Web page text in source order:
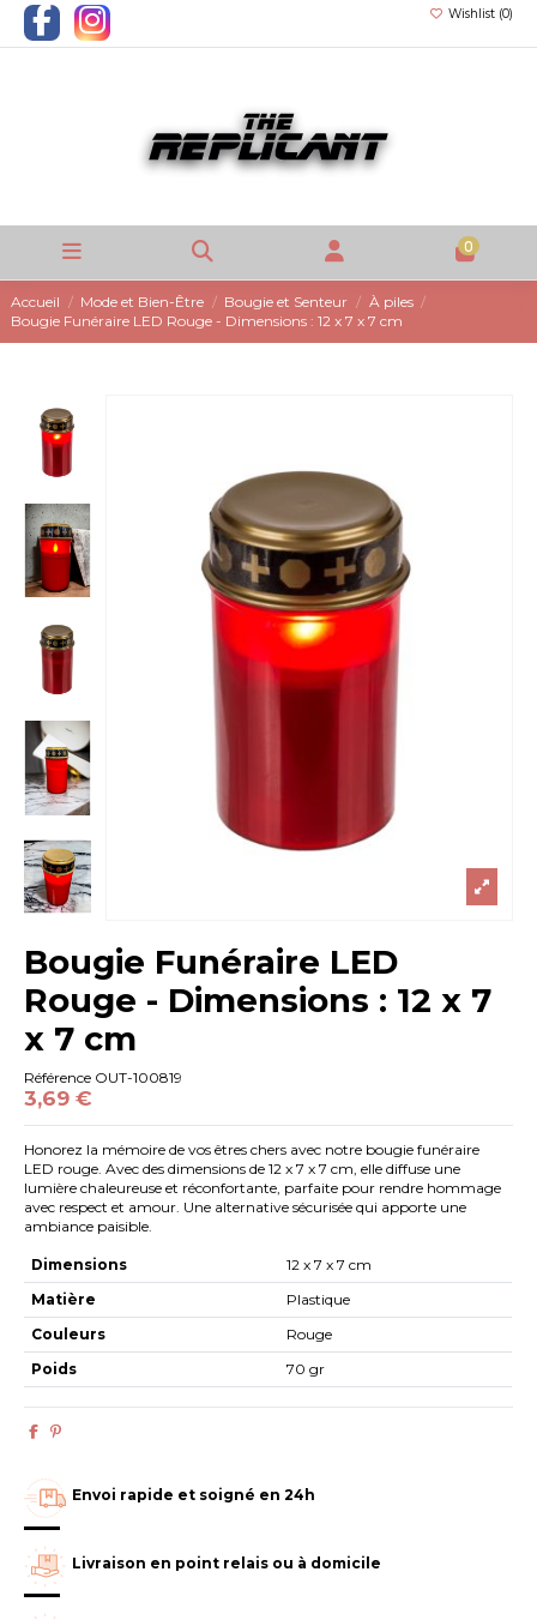
Wishlist (0)
0
Accueil Mode et Bien-Être Bougie et Senteur
À piles
Bougie Funéraire LED Rouge - Dimensions : 12 x 7 x 7 cm
Bougie Funéraire LED
Rouge - Dimensions : 12 x 7
x 7 cm
Référence OUT-100819
3,69 €
Honorez la mémoire de vos êtres chers avec notre bougie funéraire
LED rouge. Avec des dimensions de 12 x 7 x 7 cm, elle diffuse une
lumière chaleureuse et réconfortante, parfaite pour rendre hommage
avec respect et amour. Une alternative sécurisée qui apporte une
ambiance paisible.
Dimensions
12 x 7 x 7 cm
Matière
Plastique
Couleurs
Rouge
Poids
70 gr
Envoi rapide et soigné en 24h
Livraison en point relais ou à domicile